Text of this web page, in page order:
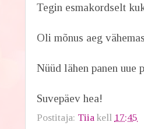
Tegin esmakordselt
Oli mõnus aeg
Nüüd lähen panen uue
Suvepäev hea!
Postitaja: Tiia kell 17:45